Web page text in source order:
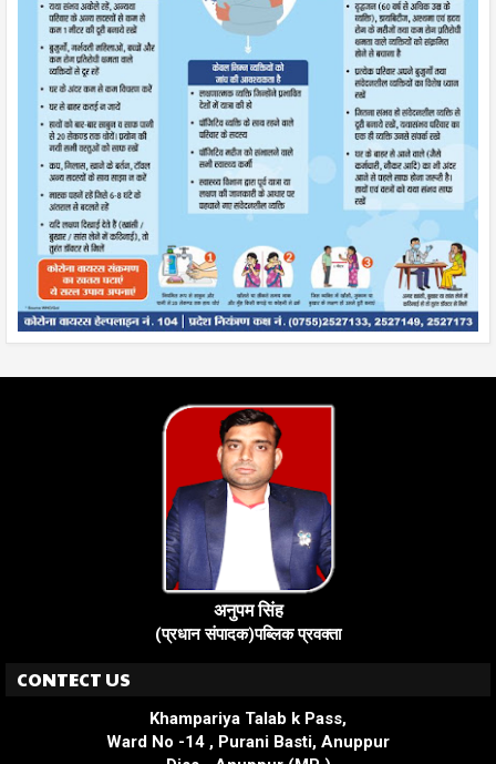
अनुपम सिंह
(प्रधान संपादक)पब्लिक प्रवक्ता
CONTECT US
Khampariya Talab k Pass,
Ward No -14 , Purani Basti, Anuppur